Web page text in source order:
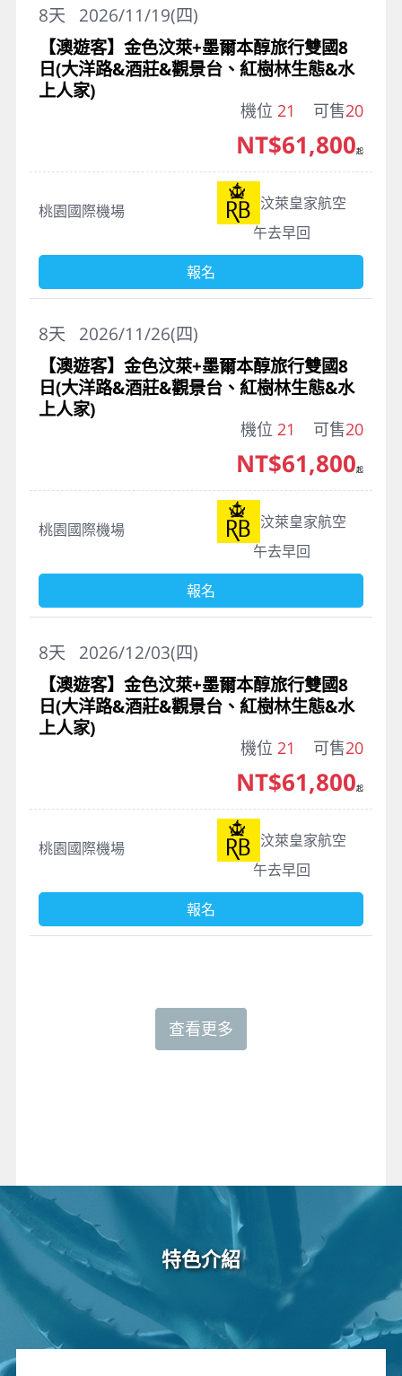
特色介紹
2026/11/19(四)
8天
【澳遊客】金色汶萊+墨爾本醇旅行雙國8
日(大洋路&酒莊&觀景台、紅樹林生態&水
上人家)
機位 21 可售20
桃園國際機場
汶萊皇家航空
午去早回
NT$61,800起
報名
2026/11/26(四)
8天
【澳遊客】金色汶萊+墨爾本醇旅行雙國8
日(大洋路&酒莊&觀景台、紅樹林生態&水
上人家)
機位 21 可售20
桃園國際機場
汶萊皇家航空
午去早回
NT$61,800起
報名
2026/12/03(四)
8天
【澳遊客】金色汶萊+墨爾本醇旅行雙國8
日(大洋路&酒莊&觀景台、紅樹林生態&水
上人家)
機位 21 可售20
桃園國際機場
汶萊皇家航空
午去早回
NT$61,800起
報名
查看更多